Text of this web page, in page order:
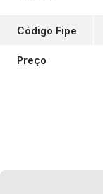
Código Fipe
Preço